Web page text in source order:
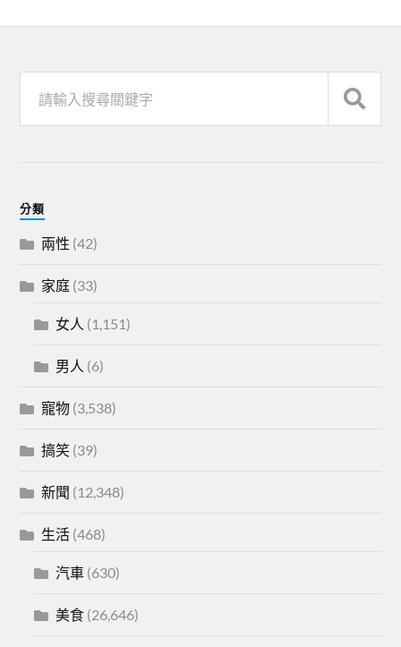
分類
兩性 (42)
家庭 (33)
女人 (1,151)
男人 (6)
寵物 (3,538)
搞笑 (39)
新聞 (12,348)
生活 (468)
汽車 (630)
美食 (26,646)